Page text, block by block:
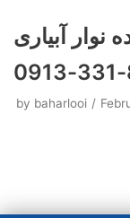
آبیاری
by baharlooi